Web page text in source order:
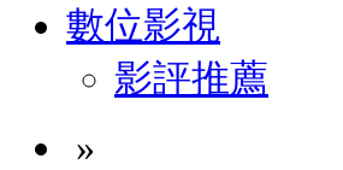
數位影視
影評推薦
»